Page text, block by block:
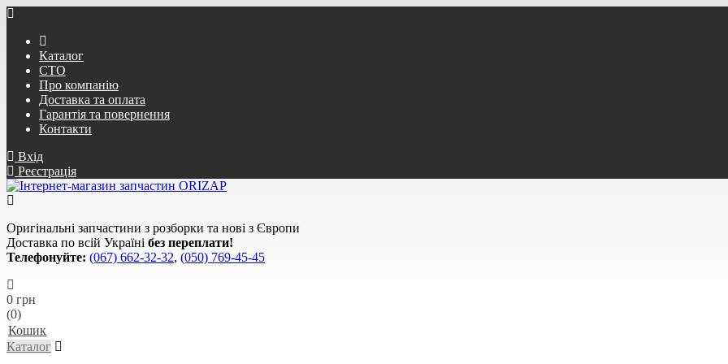
Каталог
СТО
Про компанію
Доставка та оплата
Гарантія та повернення
Контакти
Вхід
Реєстрація
Оригінальні запчастини з розборки та нові з Європи
Доставка по всій Україні без переплати!
Телефонуйте: (067) 662-32-32, (050) 769-45-45
0 грн
(0)
Кошик
Каталог